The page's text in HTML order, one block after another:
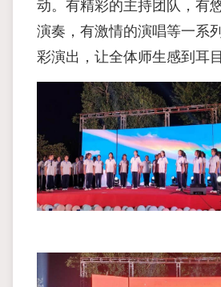
动。有精彩的主持团队，有
演奏，有激情的演唱等一系
彩演出，让全体师生感到耳